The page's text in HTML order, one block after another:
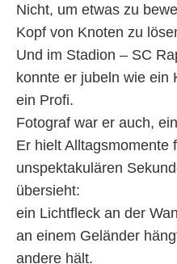
Nicht, um etwas zu
Kopf von Knoten zu
Und im Stadion – SC
konnte er jubeln wie ein
ein Profi.
Fotograf war er auch,
Er hielt Alltagsmomente
unspektakulären
übersieht:
ein Lichtfleck an der
an einem Geländer
andere hält.